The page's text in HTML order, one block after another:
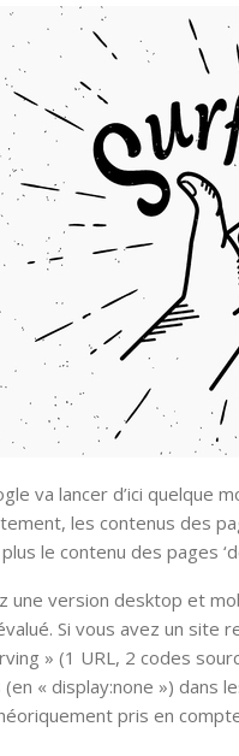
va lancer d’ici quelque
les contenus des
le contenu des pages
une version desktop et
Si vous avez un site
» (1 URL, 2 codes
« display:none ») dans
pris en